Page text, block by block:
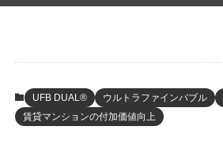
UFB DUAL® ウルトラファインバブル
賃貸マンションの付加価値向上